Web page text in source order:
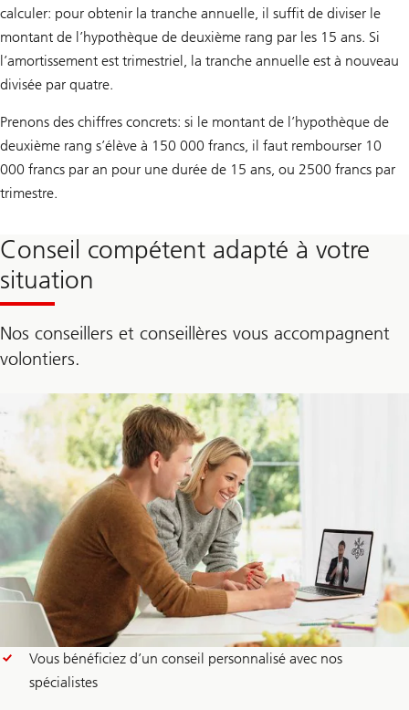
calculer: pour obtenir la tranche annuelle, il suffit de diviser le
montant de l’hypothèque de deuxième rang par les 15 ans. Si
l’amortissement est trimestriel, la tranche annuelle est à nouveau
divisée par quatre.
Prenons des chiffres concrets: si le montant de l’hypothèque de
deuxième rang s’élève à 150 000 francs, il faut rembourser 10
000 francs par an pour une durée de 15 ans, ou 2500 francs par
trimestre.
Conseil compétent adapté à votre
situation
Nos conseillers et conseillères vous accompagnent
volontiers.
Vous bénéficiez d’un conseil personnalisé avec nos
spécialistes